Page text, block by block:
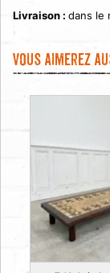
Livraison : dans le
Vous aimerez